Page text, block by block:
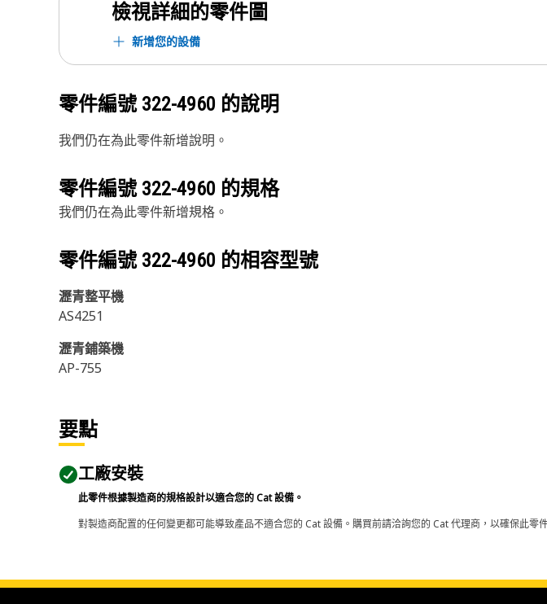
檢視詳細的零件圖
新增您的設備
零件編號 322-4960 的說明
我們仍在為此零件新增說明。
零件編號 322-4960 的規格
我們仍在為此零件新增規格。
零件編號 322-4960 的相容型號
瀝青整平機
AS4251
瀝青鋪築機
AP-755
要點
工廠安裝
此零件根據製造商的規格設計以適合您的 Cat 設備。
對製造商配置的任何變更都可能導致產品不適合您的 Cat 設備。購買前請洽詢您的 Cat 代理商，以確保此